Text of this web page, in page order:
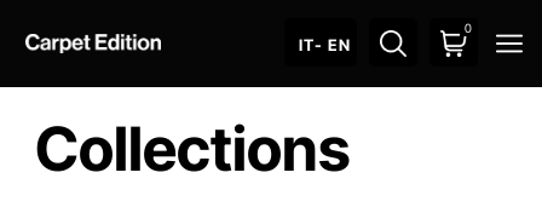
IT- EN
0
Collections